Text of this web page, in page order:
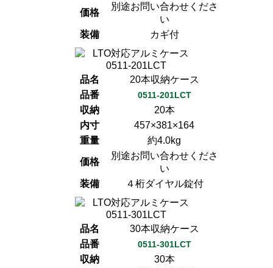
価格
別途お問い合わせくださ
い
装備
カギ付
品名
20本収納ケース
品番
0511-201LCT
収納
20本
内寸
457×381×164
重量
約4.0kg
価格
別途お問い合わせくださ
い
装備
４桁ダイヤル錠付
品名
30本収納ケース
品番
0511-301LCT
収納
30本